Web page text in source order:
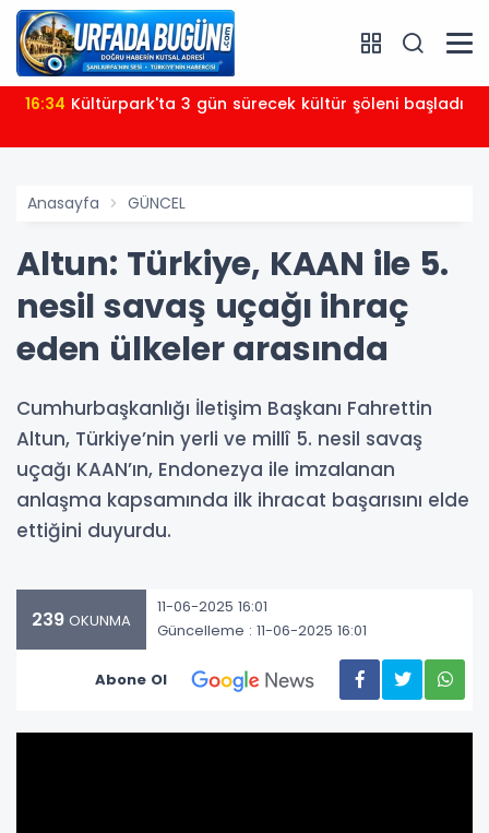
16:34 Kültürpark'ta 3 gün sürecek kültür şöleni başladı
Anasayfa GÜNCEL
Altun: Türkiye, KAAN ile 5.
nesil savaş uçağı ihraç
eden ülkeler arasında
Cumhurbaşkanlığı İletişim Başkanı Fahrettin
Altun, Türkiye’nin yerli ve millî 5. nesil savaş
uçağı KAAN’ın, Endonezya ile imzalanan
anlaşma kapsamında ilk ihracat başarısını elde
ettiğini duyurdu.
239 OKUNMA
11-06-2025 16:01
Güncelleme : 11-06-2025 16:01
Abone Ol